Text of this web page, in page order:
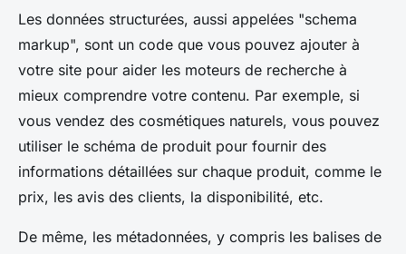
Les données structurées, aussi appelées "schema
markup", sont un code que vous pouvez ajouter à
votre site pour aider les moteurs de recherche à
mieux comprendre votre contenu. Par exemple, si
vous vendez des cosmétiques naturels, vous pouvez
utiliser le schéma de produit pour fournir des
informations détaillées sur chaque produit, comme le
prix, les avis des clients, la disponibilité, etc.
De même, les métadonnées, y compris les balises de